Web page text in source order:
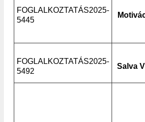
FOGLALKOZTATÁS2025-
5445
FOGLALKOZTATÁS2025-
5492
Salva